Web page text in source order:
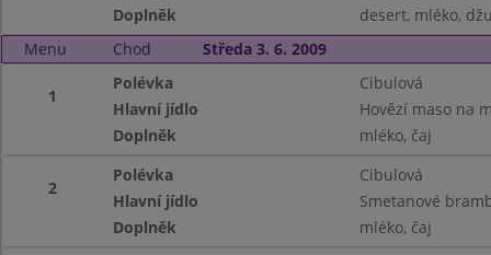
Doplněk
desert, mléko,
Menu
Chod Středa 3. 6. 2009
1
Polévka
Cibulová
Hlavní jídlo
Hovězí maso na
Doplněk
mléko, čaj
2
Polévka
Cibulová
Hlavní jídlo
Smetanové
Doplněk
mléko, čaj